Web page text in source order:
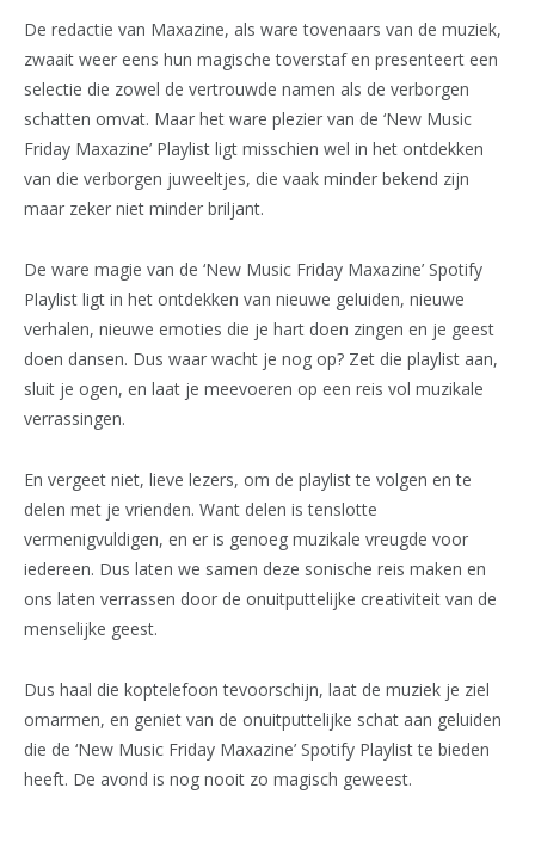
De redactie van Maxazine, als ware tovenaars van de muziek,
zwaait weer eens hun magische toverstaf en presenteert een
selectie die zowel de vertrouwde namen als de verborgen
schatten omvat. Maar het ware plezier van de ‘New Music
Friday Maxazine’ Playlist ligt misschien wel in het ontdekken
van die verborgen juweeltjes, die vaak minder bekend zijn
maar zeker niet minder briljant.
De ware magie van de ‘New Music Friday Maxazine’ Spotify
Playlist ligt in het ontdekken van nieuwe geluiden, nieuwe
verhalen, nieuwe emoties die je hart doen zingen en je geest
doen dansen. Dus waar wacht je nog op? Zet die playlist aan,
sluit je ogen, en laat je meevoeren op een reis vol muzikale
verrassingen.
En vergeet niet, lieve lezers, om de playlist te volgen en te
delen met je vrienden. Want delen is tenslotte
vermenigvuldigen, en er is genoeg muzikale vreugde voor
iedereen. Dus laten we samen deze sonische reis maken en
ons laten verrassen door de onuitputtelijke creativiteit van de
menselijke geest.
Dus haal die koptelefoon tevoorschijn, laat de muziek je ziel
omarmen, en geniet van de onuitputtelijke schat aan geluiden
die de ‘New Music Friday Maxazine’ Spotify Playlist te bieden
heeft. De avond is nog nooit zo magisch geweest.